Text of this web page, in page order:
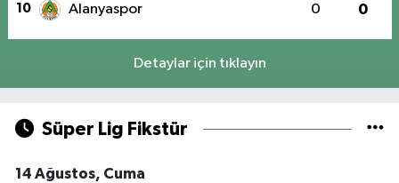
10 Alanyaspor 0 0
Detaylar için tıklayın
Süper Lig Fikstür
14 Ağustos, Cuma